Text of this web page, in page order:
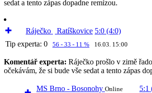
sedat a tento zápas dopadne remízou.
Ráječko Ratíškovice 5:0 (4:0)
Tip experta: 0 56 - 33 - 11 % 16.03. 15:00
Komentář experta: Ráječko prošlo v zimě
očekávám, že si bude vše sedat a tento zápas
MS Brno - Bosonohy Online
5:1